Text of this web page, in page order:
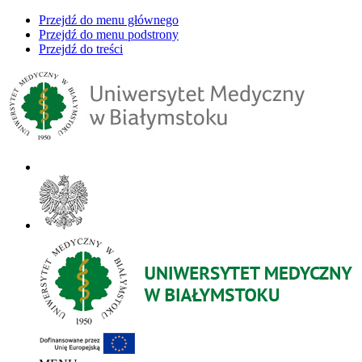
Przejdź do menu głównego
Przejdź do menu podstrony
Przejdź do treści